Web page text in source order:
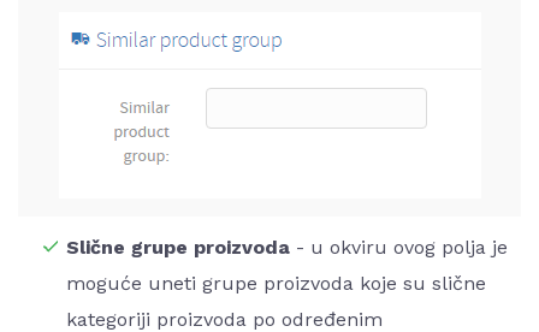
Slične grupe proizvoda - u okviru ovog polja je
moguće uneti grupe proizvoda koje su slične
kategoriji proizvoda po određenim